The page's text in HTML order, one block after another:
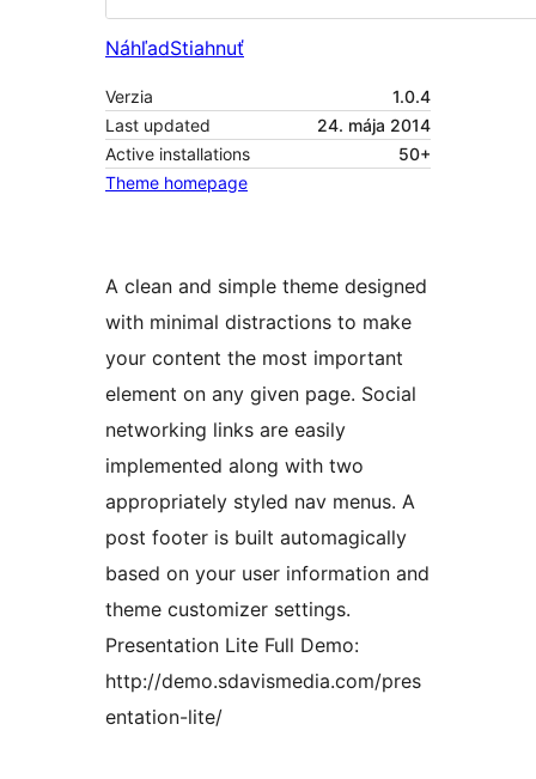
NáhľadStiahnuť
Verzia
1.0.4
Last updated
24. mája 2014
Active installations
50+
Theme homepage
A clean and simple theme designed
with minimal distractions to make
your content the most important
element on any given page. Social
networking links are easily
implemented along with two
appropriately styled nav menus. A
post footer is built automagically
based on your user information and
theme customizer settings.
Presentation Lite Full Demo:
http://demo.sdavismedia.com/pres
entation-lite/